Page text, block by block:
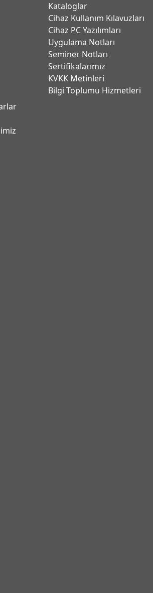
Kataloglar
Cihaz Kullanım Kılavuzları
Cihaz PC Yazılımları
Uygulama Notları
Seminer Notları
Sertifikalarımız
KVKK Metinleri
Bilgi Toplumu Hizmetleri